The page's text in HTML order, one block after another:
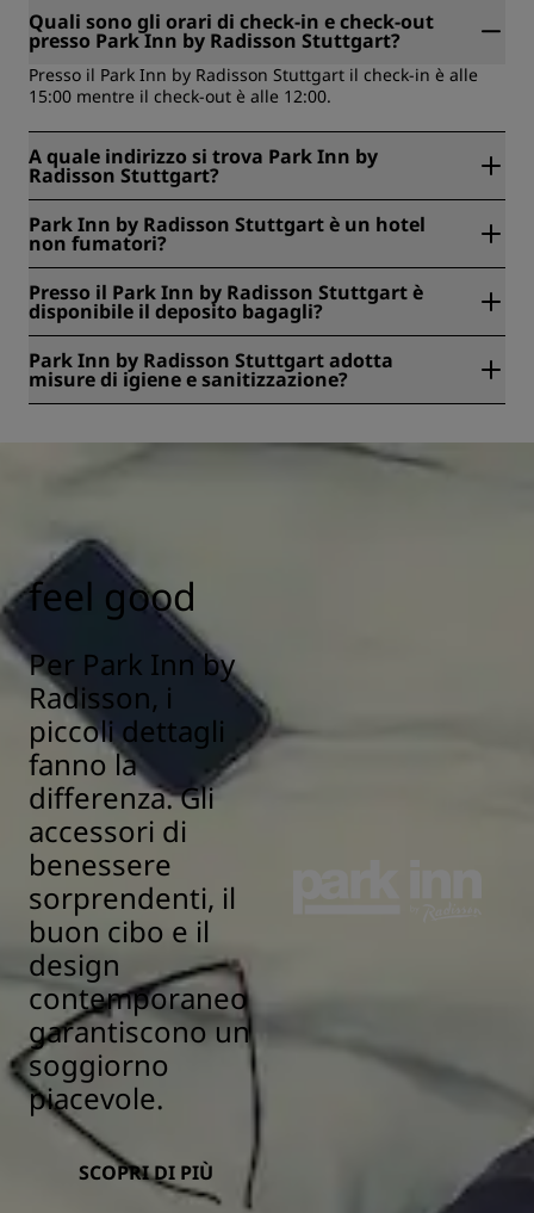
Quali sono gli orari di check-in e check-out
presso Park Inn by Radisson Stuttgart?
Presso il Park Inn by Radisson Stuttgart il check-in è alle
15:00 mentre il check-out è alle 12:00.
A quale indirizzo si trova Park Inn by
Radisson Stuttgart?
Strasse 147, Stoccarda, Germania.
Park Inn by Radisson Stuttgart è un hotel
non fumatori?
fumatori.
Presso il Park Inn by Radisson Stuttgart è
disponibile il deposito bagagli?
deposito bagagli.
Park Inn by Radisson Stuttgart adotta
misure di igiene e sanitizzazione?
feel good
Per Park Inn by
Radisson, i
piccoli dettagli
fanno la
differenza. Gli
accessori di
benessere
sorprendenti, il
buon cibo e il
design
contemporaneo
garantiscono un
soggiorno
piacevole.
SCOPRI DI PIÙ